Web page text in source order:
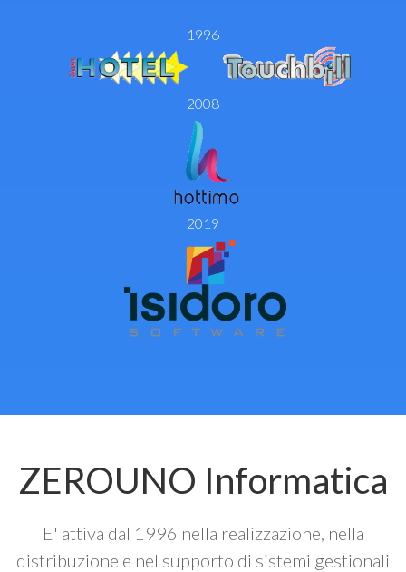
1996
2008
2019
ZEROUNO Informatica
E' attiva dal 1996 nella realizzazione, nella
distribuzione e nel supporto di sistemi gestionali